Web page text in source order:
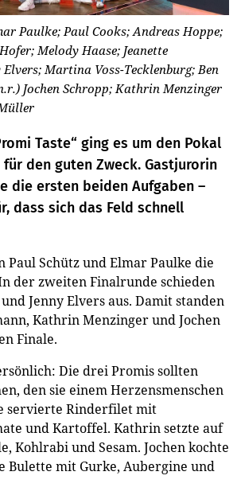
Paulke; Paul Cooks; Andreas Hoppe;
Melody Haase; Jeanette
Elvers; Martina Voss-Tecklenburg; Ben
Jochen Schropp; Kathrin Menzinger
Taste“ ging es um den Pokal
für den guten Zweck. Gastjurorin
die ersten beiden Aufgaben –
dass sich das Feld schnell
Paul Schütz und Elmar Paulke die
der zweiten Finalrunde schieden
Jenny Elvers aus. Damit standen
Kathrin Menzinger und Jochen
Finale.
Die drei Promis sollten
den sie einem Herzensmenschen
servierte Rinderfilet mit
und Kartoffel. Kathrin setzte auf
Kohlrabi und Sesam. Jochen kochte
Bulette mit Gurke, Aubergine und